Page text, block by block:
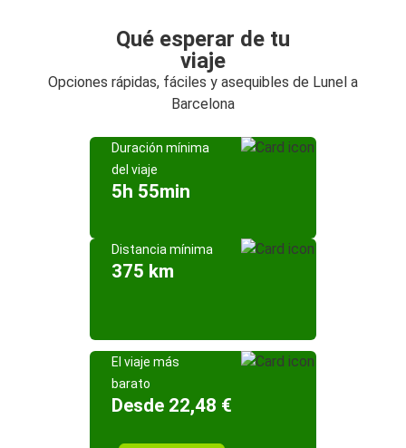
Qué esperar de tu
viaje
Opciones rápidas, fáciles y asequibles de Lunel a
Barcelona
Duración mínima
del viaje
5h 55min
Distancia mínima
375 km
El viaje más
barato
Desde 22,48 €